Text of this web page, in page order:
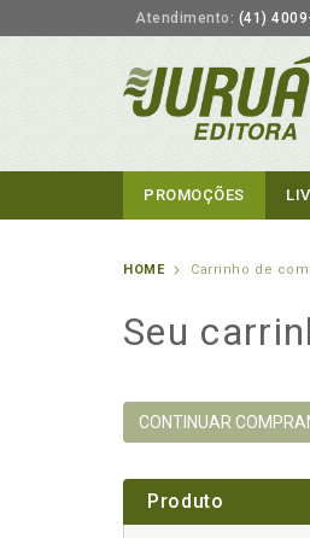
Atendimento: (41)
PROMOÇÕES
HOME Carrinho de
Seu
CONTINUAR
Produto